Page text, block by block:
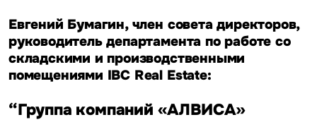
Евгений Бумагин, член совета директоров,
руководитель департамента по работе со
складскими и производственными
помещениями IBC Real Estate:
“Группа компаний «АЛВИСА»